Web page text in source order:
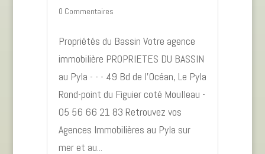
0 Commentaires
Propriétés du Bassin Votre agence
immobilière PROPRIETES DU BASSIN
au Pyla - - - 49 Bd de l’Océan, Le Pyla
Rond-point du Figuier coté Moulleau -
05 56 66 21 83 Retrouvez vos
Agences Immobilières au Pyla sur
mer et au...